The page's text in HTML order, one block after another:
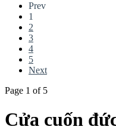
Prev
1
2
3
4
5
Next
Page 1 of 5
Cửa cuốn